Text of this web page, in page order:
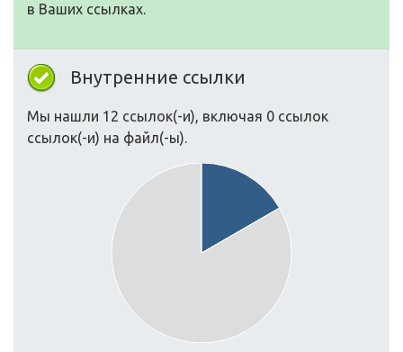
в Ваших ссылках.
Внутренние ссылки
Мы нашли 12 ссылок(-и), включая 0 ссылок
ссылок(-и) на файл(-ы).